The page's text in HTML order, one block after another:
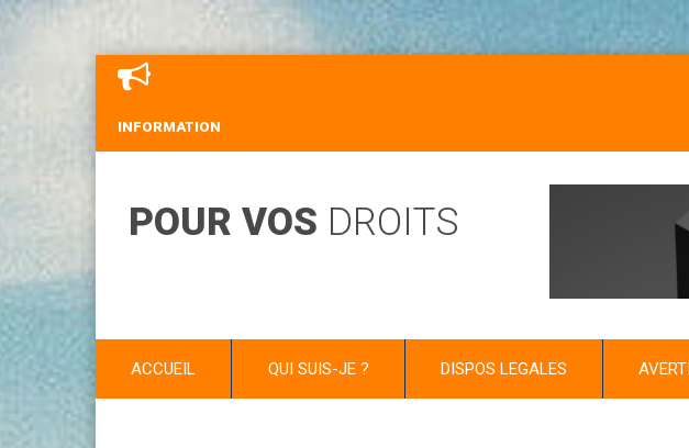
INFORMATION
POUR VOS DROITS
ACCUEIL QUI SUIS-JE ? DISPOS LEGALES